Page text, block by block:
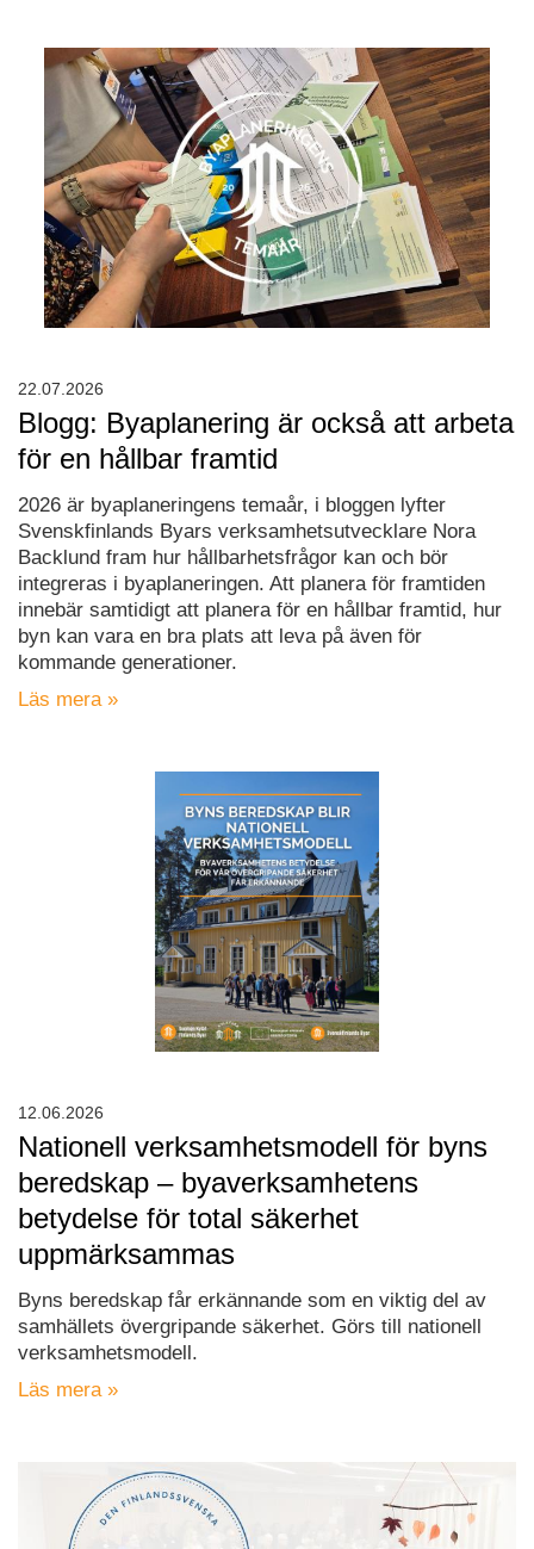
Blogg: Byaplanering är också att arbeta
för en hållbar framtid
2026 är byaplaneringens temaår, i bloggen lyfter
Svenskfinlands Byars verksamhetsutvecklare Nora
Backlund fram hur hållbarhetsfrågor kan och bör
integreras i byaplaneringen. Att planera för framtiden
innebär samtidigt att planera för en hållbar framtid, hur
byn kan vara en bra plats att leva på även för
kommande generationer.
Läs mera »
22.07.2026
Nationell verksamhetsmodell för byns
beredskap – byaverksamhetens
betydelse för total säkerhet
uppmärksammas
Byns beredskap får erkännande som en viktig del av
samhällets övergripande säkerhet. Görs till nationell
verksamhetsmodell.
Läs mera »
12.06.2026